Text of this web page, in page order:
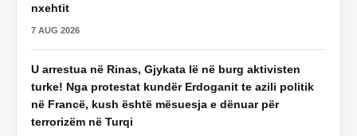
nxehtit
7 AUG 2026
U arrestua në Rinas, Gjykata lë në burg aktivisten
turke! Nga protestat kundër Erdoganit te azili politik
në Francë, kush është mësuesja e dënuar për
terrorizëm në Turqi